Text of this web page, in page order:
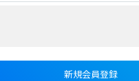
新規会員登録